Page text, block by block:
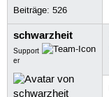
Beiträge:526
schwarzheit
Support
er